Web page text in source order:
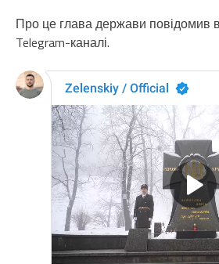
Про це глава держави повідомив
Telegram-каналі.